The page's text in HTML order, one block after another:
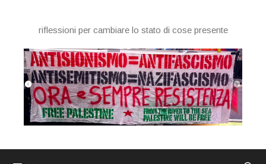
contenutoriflessioni per cambiare lo stato di cose presente